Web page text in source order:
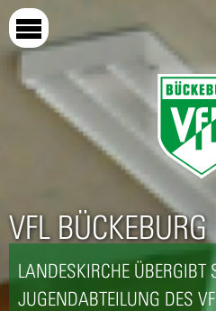
zum
Inhalt
VFL BÜCKEBURG
LANDESKIRCHE ÜBERGIBT
JUGENDABTEILUNG DES